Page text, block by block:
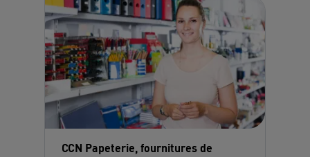
CCN Papeterie, fournitures de